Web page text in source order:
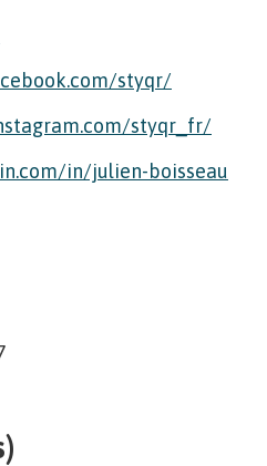
styqr/
styqr_fr/
in/julien-boisseau